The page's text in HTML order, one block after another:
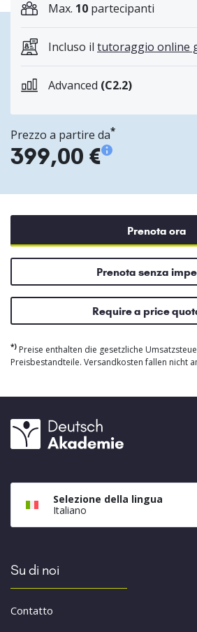
Max. 10 partecipanti
Incluso il tutoraggio online
Advanced (C2.2)
Prezzo a partire da*
399,00 €
Prenota ora
Prenota senza
Require a price
*) Preise enthalten die gesetzliche
Preisbestandteile. Versandkosten fallen nicht
Selezione della lingua
Italiano
Su di noi
Contatto